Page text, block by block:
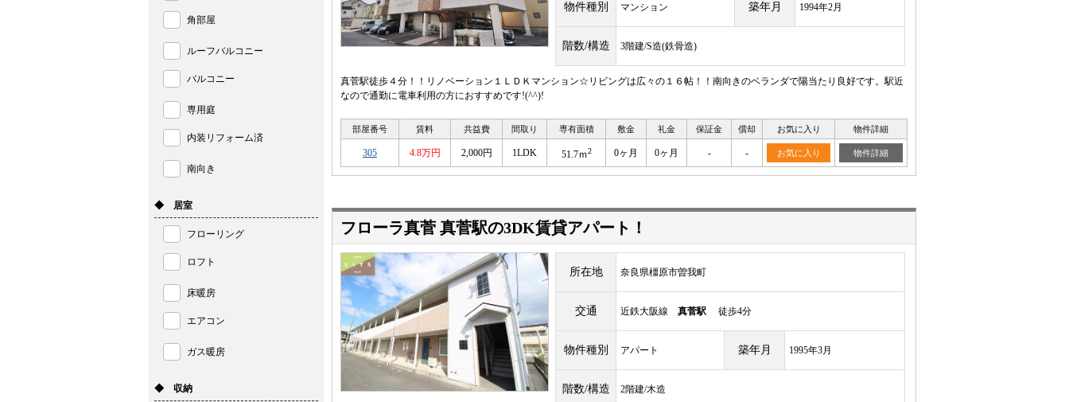
物件種別 マンション 築年月 1994年2月
階数/構造 3階建/S造(鉄骨造)
真菅駅徒歩４分！！リノベーション１ＬＤＫマンション☆リビングは広々の１６帖！！南向きのベランダで陽当たり良好です。駅近
なので通勤に電車利用の方におすすめです!(^^)!
部屋番号 賃料 共益費 間取り 専有面積 敷金 礼金 保証金 償却 お気に入り 物件詳細
305 4.8万円 2,000円 1LDK 51.7ｍ2 0ヶ月 0ヶ月 - - お気に入り 物件詳細
フローラ真菅 真菅駅の3DK賃貸アパート！
所在地 奈良県橿原市曽我町
交通 近鉄大阪線 真菅駅 徒歩4分
物件種別 アパート 築年月 1995年3月
階数/構造 2階建/木造
角部屋
ルーフバルコニー
バルコニー
専用庭
内装リフォーム済
南向き
◆ 居室
フローリング
ロフト
床暖房
エアコン
ガス暖房
◆ 収納